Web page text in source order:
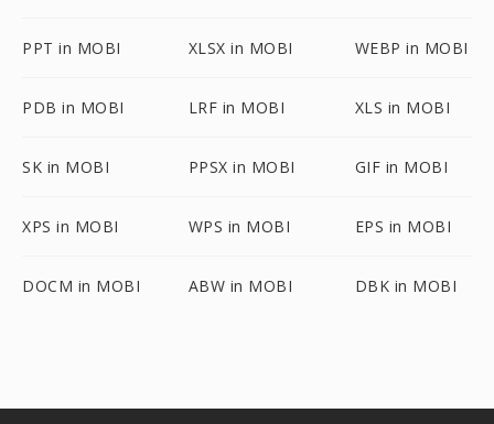
PPT in MOBI XLSX in MOBI WEBP in MOBI
PDB in MOBI LRF in MOBI XLS in MOBI
SK in MOBI PPSX in MOBI GIF in MOBI
XPS in MOBI WPS in MOBI EPS in MOBI
DOCM in MOBI ABW in MOBI DBK in MOBI